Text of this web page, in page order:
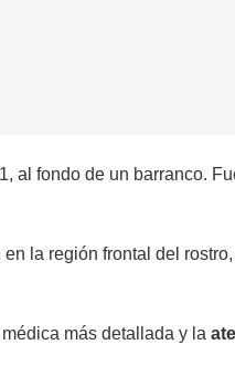
al fondo de un barranco.
en la región frontal del
más detallada y la